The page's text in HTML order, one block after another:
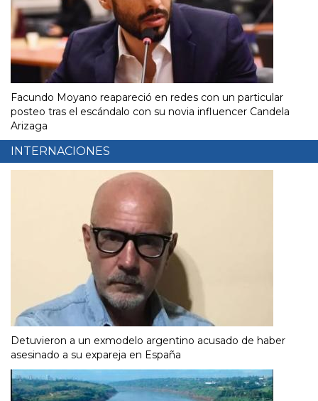
Facundo Moyano reapareció en redes con un particular
posteo tras el escándalo con su novia influencer Candela
Arizaga
INTERNACIONES
Detuvieron a un exmodelo argentino acusado de haber
asesinado a su expareja en España